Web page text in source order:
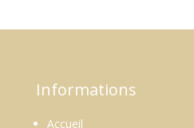
Informations
Accueil